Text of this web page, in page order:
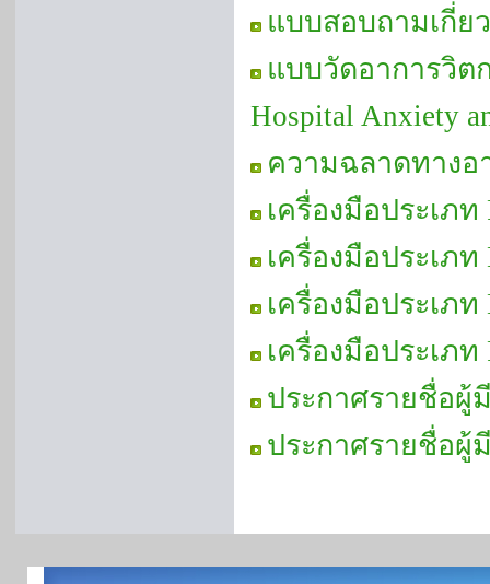
แบบสอบถามเกี่ย
แบบวัดอาการวิต
Hospital Anxiety
ความฉลาดทาง
เครื่องมือประเภท
เครื่องมือประเภท
เครื่องมือประเภท
เครื่องมือประเภท
ประกาศรายชื่อผู้
ประกาศรายชื่อผู้